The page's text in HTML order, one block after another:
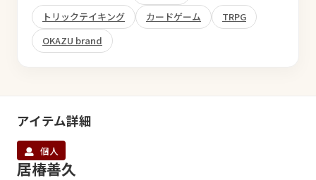
トリックテイキング
カードゲーム
TRPG
OKAZU brand
アイテム詳細
個人
居椿善久